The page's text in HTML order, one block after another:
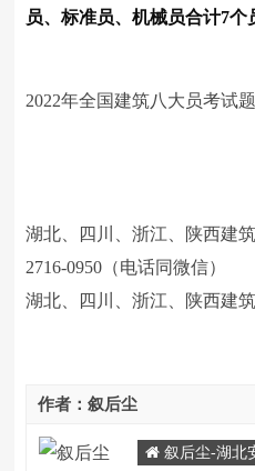
员、标准员、机械员合计7个
2022年全国建筑八大员考试
湖北、四川、浙江、陕西建
2716-0950（电话同微信）
湖北、四川、浙江、陕西建
作者：叙后尘
叙后尘-湖北